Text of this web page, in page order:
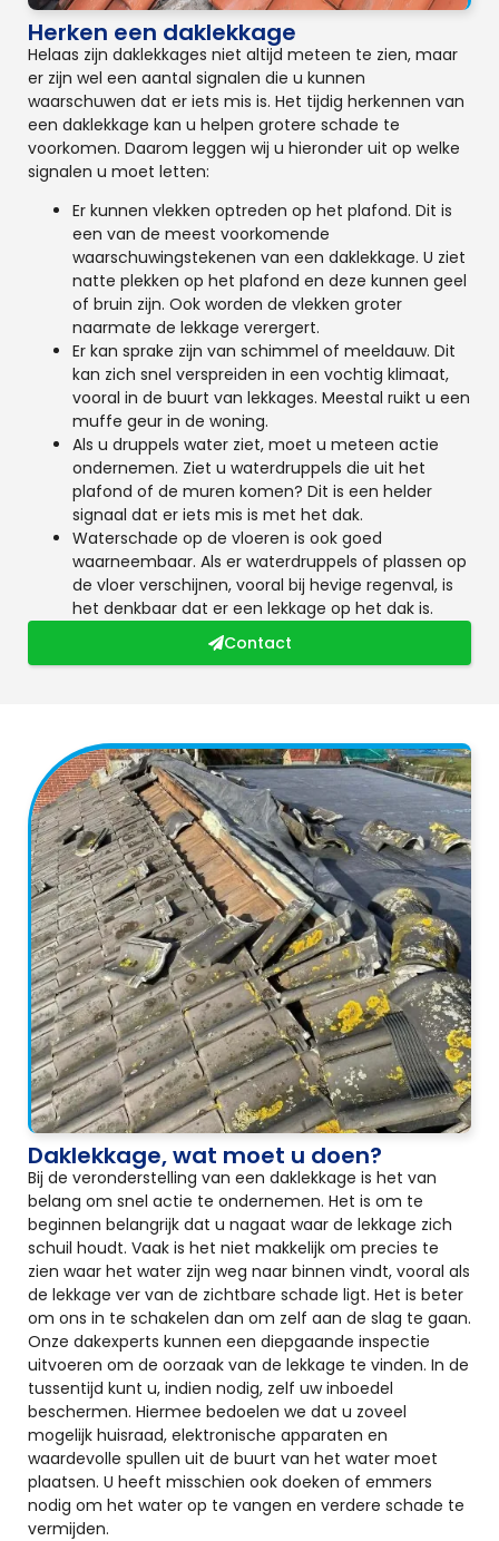
Herken een daklekkage
Helaas zijn daklekkages niet altijd meteen te zien, maar
er zijn wel een aantal signalen die u kunnen
waarschuwen dat er iets mis is. Het tijdig herkennen van
een daklekkage kan u helpen grotere schade te
voorkomen. Daarom leggen wij u hieronder uit op welke
signalen u moet letten:
Er kunnen vlekken optreden op het plafond. Dit is
een van de meest voorkomende
waarschuwingstekenen van een daklekkage. U ziet
natte plekken op het plafond en deze kunnen geel
of bruin zijn. Ook worden de vlekken groter
naarmate de lekkage verergert.
Er kan sprake zijn van schimmel of meeldauw. Dit
kan zich snel verspreiden in een vochtig klimaat,
vooral in de buurt van lekkages. Meestal ruikt u een
muffe geur in de woning.
Als u druppels water ziet, moet u meteen actie
ondernemen. Ziet u waterdruppels die uit het
plafond of de muren komen? Dit is een helder
signaal dat er iets mis is met het dak.
Waterschade op de vloeren is ook goed
waarneembaar. Als er waterdruppels of plassen op
de vloer verschijnen, vooral bij hevige regenval, is
het denkbaar dat er een lekkage op het dak is.
Contact
Daklekkage, wat moet u doen?
Bij de veronderstelling van een daklekkage is het van
belang om snel actie te ondernemen. Het is om te
beginnen belangrijk dat u nagaat waar de lekkage zich
schuil houdt. Vaak is het niet makkelijk om precies te
zien waar het water zijn weg naar binnen vindt, vooral als
de lekkage ver van de zichtbare schade ligt. Het is beter
om ons in te schakelen dan om zelf aan de slag te gaan.
Onze dakexperts kunnen een diepgaande inspectie
uitvoeren om de oorzaak van de lekkage te vinden. In de
tussentijd kunt u, indien nodig, zelf uw inboedel
beschermen. Hiermee bedoelen we dat u zoveel
mogelijk huisraad, elektronische apparaten en
waardevolle spullen uit de buurt van het water moet
plaatsen. U heeft misschien ook doeken of emmers
nodig om het water op te vangen en verdere schade te
vermijden.